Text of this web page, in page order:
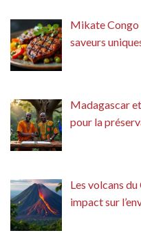
Mikate Congo
saveurs
Madagascar
pour la
Les volcans
impact sur